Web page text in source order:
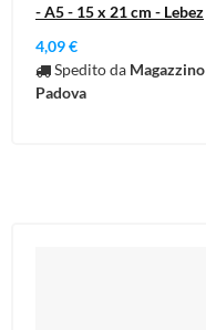
- A5 - 15 x 21 cm - Lebez
4,09 €
Spedito da Magazzino
Padova